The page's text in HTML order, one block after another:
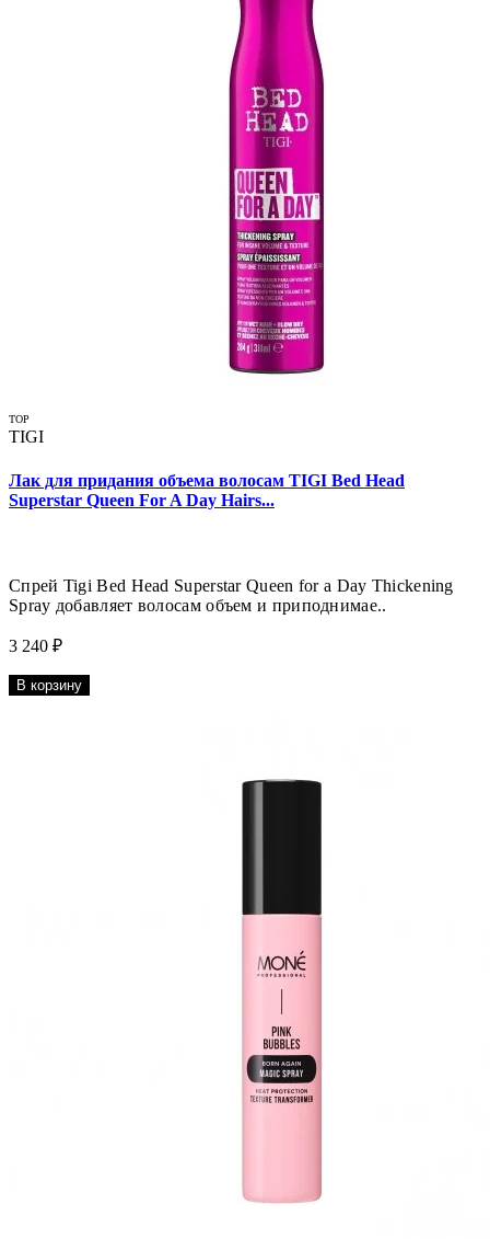
TOP
TIGI
Лак для придания объема волосам TIGI Bed Head
Superstar Queen For A Day Hairs...
Спрей Tigi Bed Head Superstar Queen for a Day Thickening
Spray добавляет волосам объем и приподнимае..
3 240 ₽
В корзину